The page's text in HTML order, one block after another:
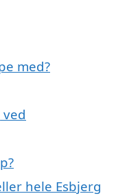
med?
hele Esbjerg